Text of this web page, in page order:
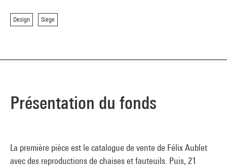
Design Siège
Présentation du fonds
La première pièce est le catalogue de vente de Félix Aublet
avec des reproductions de chaises et fauteuils. Puis, 21